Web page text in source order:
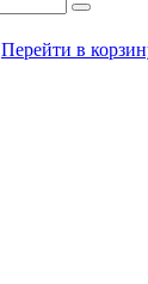
Перейти в